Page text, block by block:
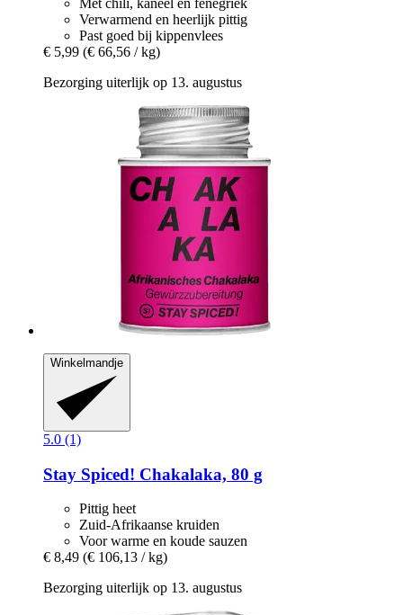
Verwarmend en heerlijk pittig
Past goed bij kippenvlees
€ 5,99 (€ 66,56 / kg)
Bezorging uiterlijk op 13. augustus
Winkelmandje
5.0 (1)
Stay Spiced! Chakalaka, 80 g
Pittig heet
Zuid-Afrikaanse kruiden
Voor warme en koude sauzen
€ 8,49 (€ 106,13 / kg)
Bezorging uiterlijk op 13. augustus